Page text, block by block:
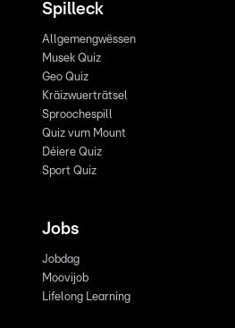
Spilleck
Allgemengwëssen
Musek Quiz
Geo Quiz
Kräizwuerträtsel
Sproochespill
Quiz vum Mount
Déiere Quiz
Sport Quiz
Jobs
Jobdag
Moovijob
Lifelong Learning